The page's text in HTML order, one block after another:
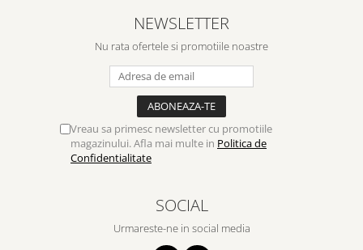
NEWSLETTER
Nu rata ofertele si promotiile noastre
Vreau sa primesc newsletter cu promotiile
magazinului. Afla mai multe in Politica de
Confidentialitate
SOCIAL
Urmareste-ne in social media